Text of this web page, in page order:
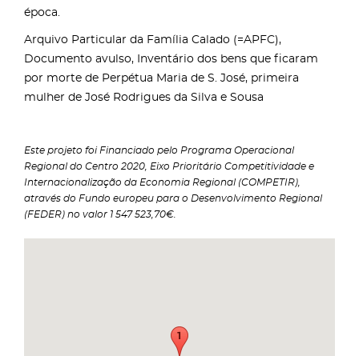
época.
Arquivo Particular da Família Calado (=APFC),
Documento avulso, Inventário dos bens que ficaram
por morte de Perpétua Maria de S. José, primeira
mulher de José Rodrigues da Silva e Sousa
Este projeto foi Financiado pelo Programa Operacional
Regional do Centro 2020, Eixo Prioritário Competitividade e
Internacionalização da Economia Regional (COMPETIR),
através do Fundo europeu para o Desenvolvimento Regional
(FEDER) no valor 1 547 523,70€.